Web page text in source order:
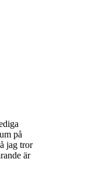
på
jag tror
är